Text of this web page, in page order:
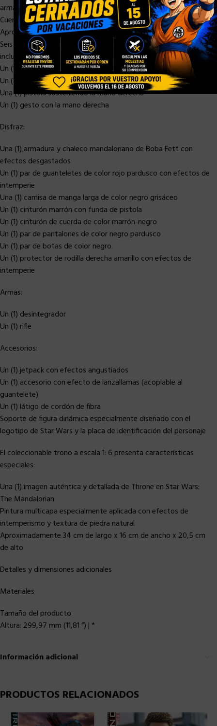
armas y accesorios.
Cuerpo con más de 30 puntos de articulación.
Aproximadamente 30 cm de altura
Seis (6) piezas de manos enguantadas intercambiables que
incluyen:
Un (1) par de puños
Un (1) par de manos relajadas
Una (1) pistola sosteniendo la mano derecha
Un (1) gesto con la mano derecha
Disfraz:
Una (1) armadura y chaleco mandaloriano de Boba Fett con
efectos desgastados
Un (1) par de guanteletes de color rojo pardusco con efectos de
intemperie
Una (1) camisa de manga larga de color negro grisáceo
Un (1) cinturón marrón con funda de pistola
Un (1) cinturón de cuerda de color marrón-negro
Un (1) par de pantalones de color negro pardusco
Un (1) par de botas de color negro.
Un (1) protector de rodilla derecha amarillo con efectos de
intemperie
Armas:
Un (1) desintegrador
Un (1) rifle
Accesorios:
Un (1) jetpack con efectos angustiados
Un (1) accesorio con efecto de lanzallamas (acoplable al
guantelete)
Un (1) látigo de cordón de fibra
Soporte de figura dinámica especialmente diseñado con el
logotipo de Star Wars y la placa de identificación del personaje
El coleccionable trono a escala 1: 6 presenta características
especiales:
Una (1) imagen auténtica y detallada de Throne en Star Wars:
The Mandalorian
Pintura multicapa especialmente aplicada con efectos de
intemperismo y textura de piedra natural
Aproximadamente 34 cm de largo x 16 cm de ancho x 20,5 cm
de alto
Detalles y dimensiones adicionales
Materiales
Tamaño del producto
Altura: 299,97 mm (11,81 “) | *
Información adicional
PRODUCTOS RELACIONADOS